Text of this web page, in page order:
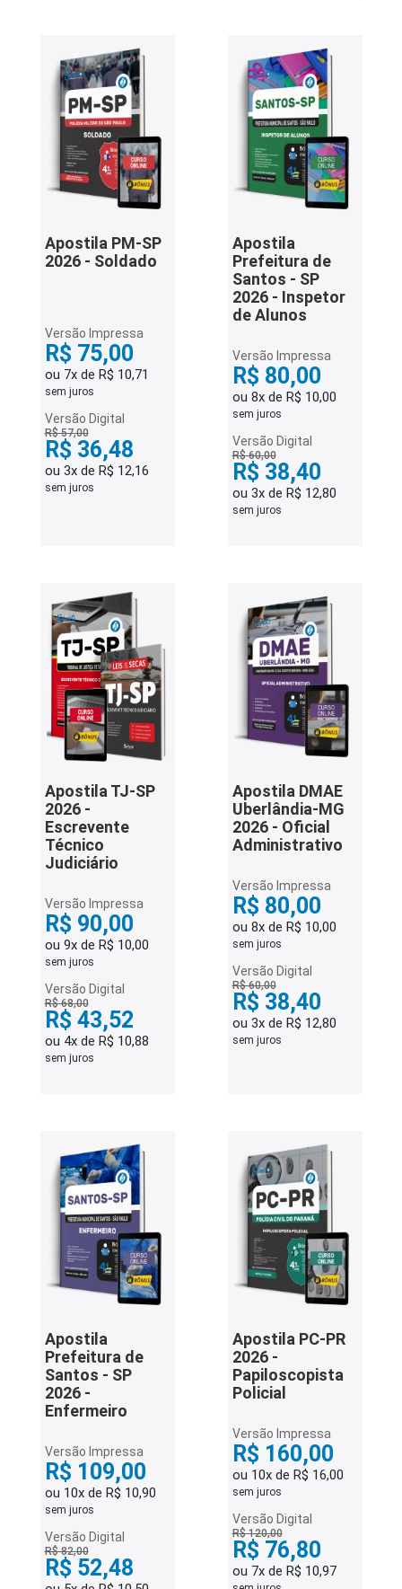
Apostila PM-SP
2026 - Soldado
Versão Impressa
R$ 75,00
ou 7x de R$ 10,71
sem juros
Versão Digital
R$ 57,00
R$ 36,48
ou 3x de R$ 12,16
sem juros
Apostila
Prefeitura de
Santos - SP
2026 - Inspetor
de Alunos
Versão Impressa
R$ 80,00
ou 8x de R$ 10,00
sem juros
Versão Digital
R$ 60,00
R$ 38,40
ou 3x de R$ 12,80
sem juros
Apostila TJ-SP
2026 -
Escrevente
Técnico
Judiciário
Versão Impressa
R$ 90,00
ou 9x de R$ 10,00
sem juros
Versão Digital
R$ 68,00
R$ 43,52
ou 4x de R$ 10,88
sem juros
Apostila DMAE
Uberlândia-MG
2026 - Oficial
Administrativo
Versão Impressa
R$ 80,00
ou 8x de R$ 10,00
sem juros
Versão Digital
R$ 60,00
R$ 38,40
ou 3x de R$ 12,80
sem juros
Apostila
Prefeitura de
Santos - SP
2026 -
Enfermeiro
Versão Impressa
R$ 109,00
ou 10x de R$ 10,90
sem juros
Versão Digital
R$ 82,00
R$ 52,48
Apostila PC-PR
2026 -
Papiloscopista
Policial
Versão Impressa
R$ 160,00
ou 10x de R$ 16,00
sem juros
Versão Digital
R$ 120,00
R$ 76,80
ou 7x de R$ 10,97